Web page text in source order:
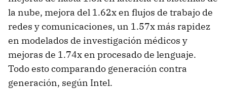
la nube, mejora del 1.62x en flujos de trabajo de
redes y comunicaciones, un 1.57x más rapidez
en modelados de investigación médicos y
mejoras de 1.74x en procesado de lenguaje.
Todo esto comparando generación contra
generación, según Intel.